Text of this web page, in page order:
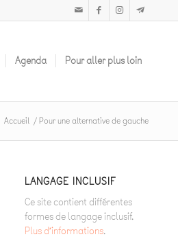
Agenda Pour aller plus loin
Accueil /Pour une alternative de gauche
LANGAGE INCLUSIF
Ce site contient différentes
formes de langage inclusif.
Plus d’informations.